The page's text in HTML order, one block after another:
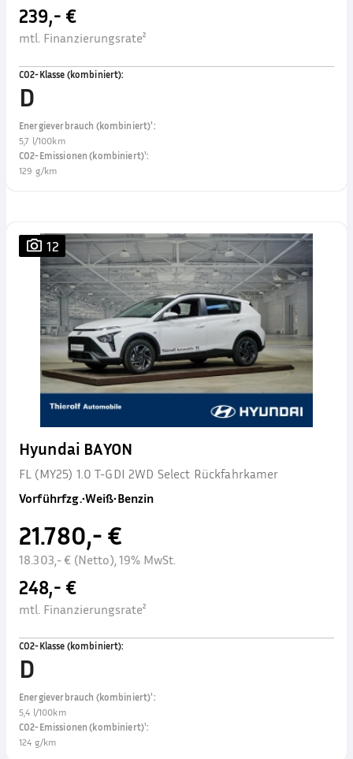
239,- €
mtl. Finanzierungsrate²
CO2-Klasse (kombiniert):
D
Energieverbrauch (kombiniert)¹:
5,7 l/100km
CO2-Emissionen (kombiniert)¹:
129 g/km
12
Hyundai BAYON
FL (MY25) 1.0 T-GDI 2WD Select Rückfahrkamer
Vorführfzg.•Weiß•Benzin
21.780,- €
18.303,- € (Netto), 19% MwSt.
248,- €
mtl. Finanzierungsrate²
CO2-Klasse (kombiniert):
D
Energieverbrauch (kombiniert)¹:
5,4 l/100km
CO2-Emissionen (kombiniert)¹:
124 g/km